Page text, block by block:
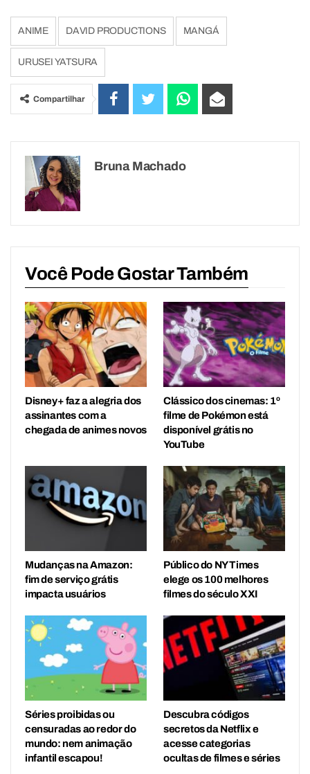
ANIME DAVID PRODUCTIONS MANGÁ
URUSEI YATSURA
Compartilhar
Bruna Machado
Você Pode Gostar Também
Disney+ faz a alegria dos
assinantes com a
chegada de animes novos
Clássico dos cinemas: 1º
filme de Pokémon está
disponível grátis no
YouTube
Mudanças na Amazon:
fim de serviço grátis
impacta usuários
Público do NY Times
elege os 100 melhores
filmes do século XXI
Séries proibidas ou
censuradas ao redor do
mundo: nem animação
infantil escapou!
Descubra códigos
secretos da Netflix e
acesse categorias
ocultas de filmes e séries